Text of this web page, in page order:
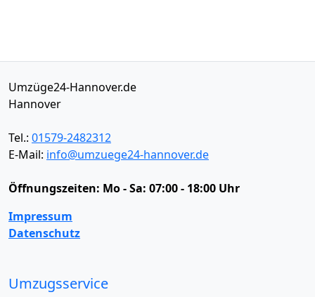
Umzüge24-Hannover.de
Hannover
Tel.: 01579-2482312
E-Mail: info@umzuege24-hannover.de
Öffnungszeiten: Mo - Sa: 07:00 - 18:00 Uhr
Impressum
Datenschutz
Umzugsservice